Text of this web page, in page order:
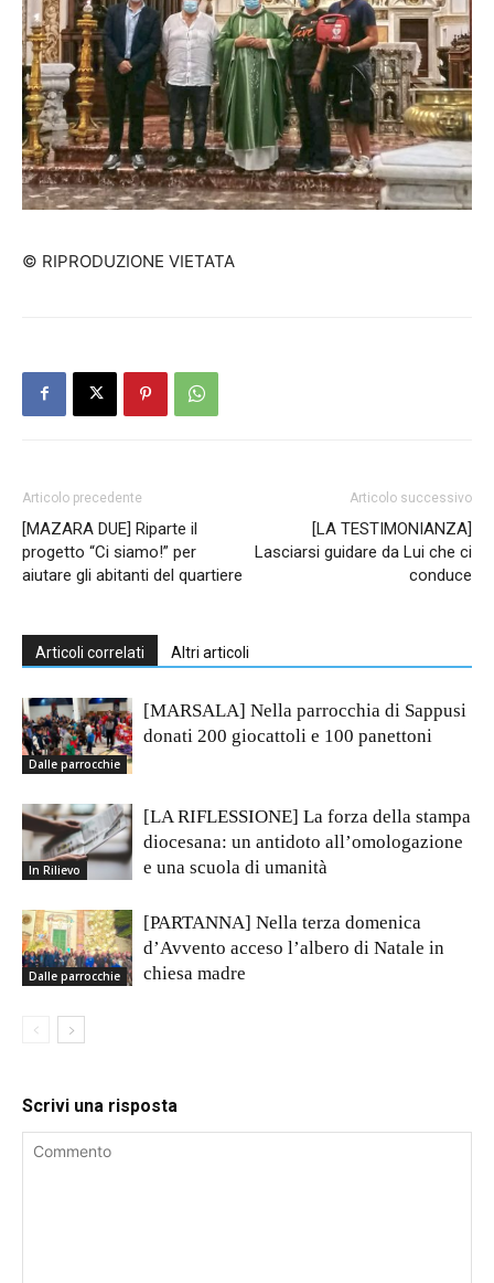
© RIPRODUZIONE VIETATA
Articolo precedente
[MAZARA DUE] Riparte il
progetto “Ci siamo!” per
aiutare gli abitanti del quartiere
Articolo successivo
[LA TESTIMONIANZA]
Lasciarsi guidare da Lui che ci
conduce
Articoli correlati Altri articoli
Dalle parrocchie
[MARSALA] Nella parrocchia di Sappusi
donati 200 giocattoli e 100 panettoni
In Rilievo
[LA RIFLESSIONE] La forza della stampa
diocesana: un antidoto all’omologazione
e una scuola di umanità
Dalle parrocchie
[PARTANNA] Nella terza domenica
d’Avvento acceso l’albero di Natale in
chiesa madre
Scrivi una risposta